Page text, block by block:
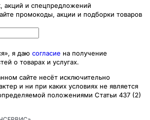
акций и спецпредложений
промокоды, акции и подборки товаров
я даю согласие на получение
о товарах и услугах.
сайте несёт исключительно
и ни при каких условиях не является
положениями Статьи 437 (2)